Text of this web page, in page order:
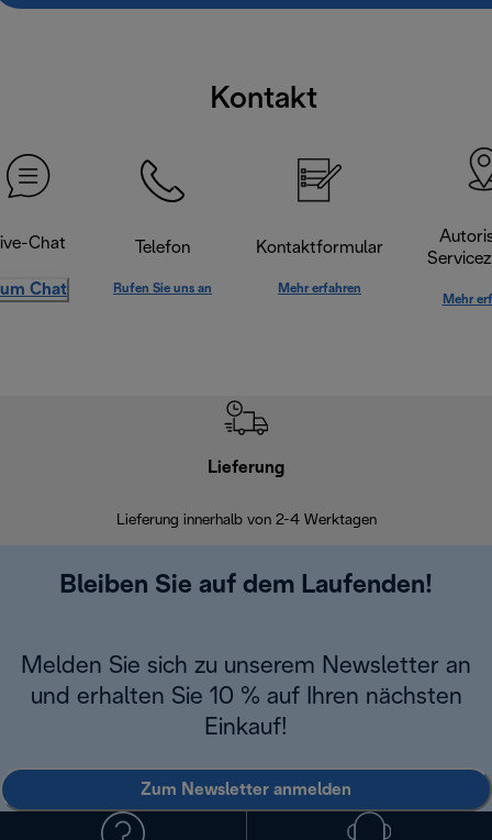
Kontakt
Chat
Chat
Telefon
Rufen Sie uns an
Kontaktformular
Mehr erfahren
Mehr
Lieferung
Lieferung innerhalb von 2-4 Werktagen
Bleiben Sie auf dem Laufenden!
Melden Sie sich zu unserem Newsletter an
und erhalten Sie 10 % auf Ihren nächsten
Einkauf!
Zum Newsletter anmelden